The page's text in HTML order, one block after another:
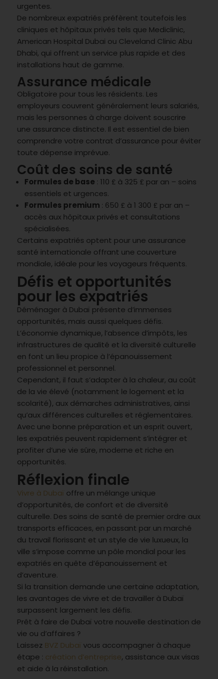
urgentes.
De nombreux expatriés préfèrent toutefois les
cliniques et hôpitaux privés tels que Mediclinic,
American Hospital Dubai ou Cleveland Clinic Abu
Dhabi, qui offrent un service plus rapide et des
installations haut de gamme.
Assurance médicale
Obligatoire pour tous les résidents. Les
employeurs couvrent généralement leurs salariés,
mais les personnes à charge doivent souscrire
une assurance distincte. Il est essentiel de bien
comprendre votre contrat d’assurance pour éviter
toute dépense imprévue.
Coût des soins de santé
Formules de base : 110 £ à 325 £ par an – soins
essentiels et urgences.
Formules premium : 650 £ à 1 300 £ par an –
accès aux hôpitaux privés et consultations
spécialisées.
Certains expatriés optent pour une assurance
santé internationale offrant une couverture
mondiale, idéale pour les voyageurs fréquents.
Défis et opportunités
pour les expatriés
Déménager à Dubaï présente d’immenses
opportunités, mais aussi quelques défis.
L’économie dynamique, l’absence d’impôts, les
infrastructures de qualité et la diversité culturelle
en font un lieu propice à l’épanouissement
professionnel et personnel.
Cependant, il faut s’adapter à la chaleur, au coût
de la vie élevé (notamment le logement et la
scolarité), aux démarches administratives, ainsi
qu’aux différences culturelles et réglementaires.
Avec une bonne préparation et un esprit ouvert,
les expatriés peuvent rapidement s’intégrer et
profiter d’une vie sûre, moderne et riche en
opportunités.
Réflexion finale
Vivre à Dubaï offre un mélange unique
d’opportunités, de confort et de diversité
culturelle. Des soins de santé de premier ordre aux
transports efficaces, en passant par un marché
du travail florissant et un style de vie luxueux, la
ville s’impose comme un pôle mondial pour les
expatriés en quête d’épanouissement et
d’aventure.
Si la transition demande une certaine adaptation,
les avantages de vivre et de travailler à Dubaï
surpassent largement les défis.
Prêt à faire de Dubaï votre nouvelle destination de
vie ou d’affaires ?
Laissez BVZ Dubaïvous accompagner à chaque
étape : création d’entreprise, assistance aux visas
et aide à la réinstallation.